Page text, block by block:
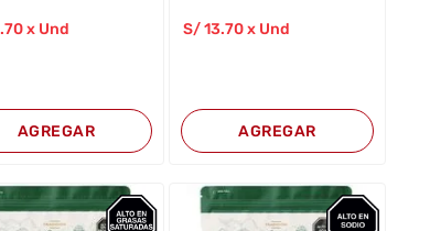
.70x Und
AGREGAR
S/13.70x Und
AGREGAR